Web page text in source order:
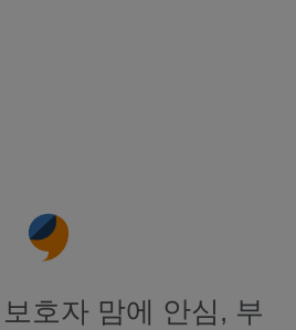
호자 맘에 안심, 부